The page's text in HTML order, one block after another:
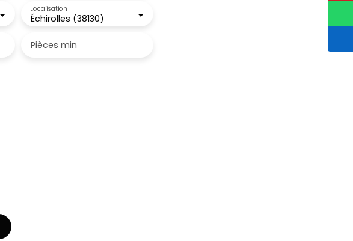
Échirolles (38130)
Localisation
Pièces min